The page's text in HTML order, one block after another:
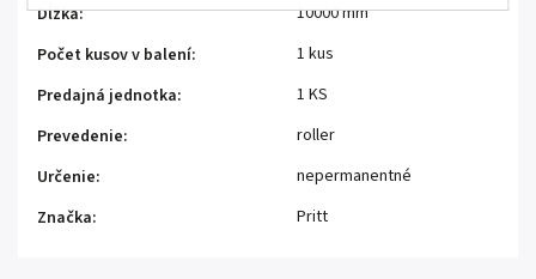
Dĺžka:
10000 mm
Počet kusov v balení:
1 kus
Predajná jednotka:
1 KS
Prevedenie:
roller
Určenie:
nepermanentné
Značka: Pritt